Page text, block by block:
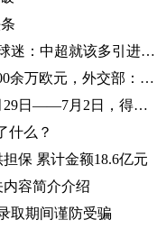
临走还给国足球员好好上了一课，球迷：中超就该多引进这样的外援
韩媒曝光日官员给IAEA工作人员100余万欧元，外交部：日政府有责任作出解释 环球热文
我州再发高森林草原火险预警，6月29日——7月2日，得荣县为黄色预警区域
什么？
保 累计金额18.6亿元
容简介介绍
取期间谨防受骗